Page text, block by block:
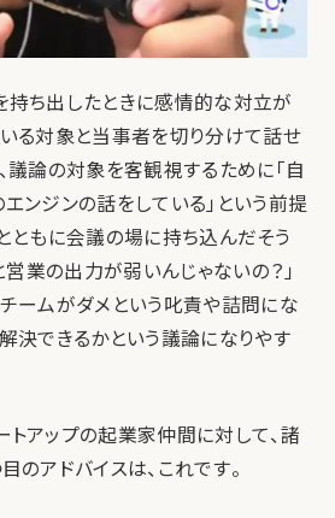
持ち出したときに感情的な対立が
る対象と当事者を切り分けて話せ
議論の対象を客観視するために「自
ンジンの話をしている」という前提
ともに会議の場に持ち込んだそう
営業の出力が弱いんじゃないの？」
ームがダメという叱責や詰問にな
決できるかという議論になりやす
アップの起業家仲間に対して、諸
のアドバイスは、これです。